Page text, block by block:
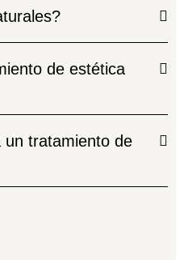
de estética
un tratamiento de